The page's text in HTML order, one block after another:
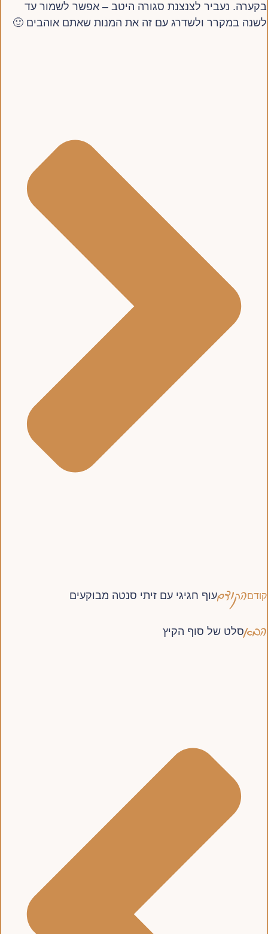
בקערה. נעביר לצנצנת סגורה היטב – אפשר לשמור עד
לשנה במקרר ולשדרג עם זה את המנות שאתם אוהבים 🙂
קודםהקודםעוף חגיגי עם זיתי סנטה מבוקעים
הבאסלט של סוף הקיץ